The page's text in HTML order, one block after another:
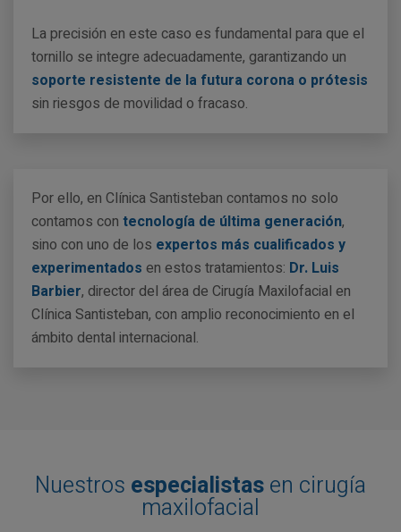
La precisión en este caso es fundamental para que el
tornillo se integre adecuadamente, garantizando un
soporte resistente de la futura corona o prótesis
sin riesgos de movilidad o fracaso.
Por ello, en Clínica Santisteban contamos no solo
contamos con tecnología de última generación,
sino con uno de los expertos más cualificados y
experimentados en estos tratamientos: Dr. Luis
Barbier, director del área de Cirugía Maxilofacial en
Clínica Santisteban, con amplio reconocimiento en el
ámbito dental internacional.
Nuestros especialistasen cirugía
maxilofacial